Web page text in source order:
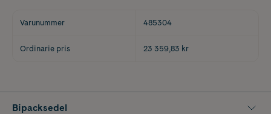
Varunummer 485304
Ordinarie pris 23 359,83 kr
Bipacksedel